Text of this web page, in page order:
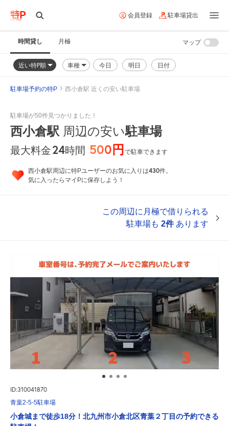
会員登録 駐車場貸出
時間貸し 月極
近い特P順 車種 今日 明日 日付
マップ
駐車場予約の特P 西小倉駅 近くの安い駐車場
駐車場が50件見つかりました！
西小倉駅 周辺の安い駐車場
最大料金24時間 500円で駐車できます
西小倉駅周辺に特Pユーザーのお気に入りは430件。
気に入ったらマイPに保存しよう！
この周辺に月極で借りられる
駐車場も 2件あります
ID:310041870
青葉2-5-5駐車場
小倉城まで徒歩18分！北九州市小倉北区青葉２丁目の予約できる